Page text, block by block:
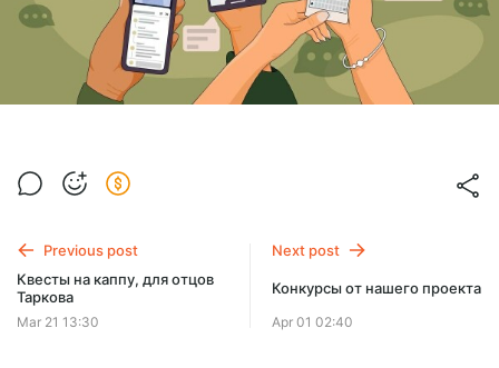
Previous post
Квесты на каппу, для отцов
Таркова
Mar 21 13:30
Next post
Конкурсы от нашего проекта
Apr 01 02:40